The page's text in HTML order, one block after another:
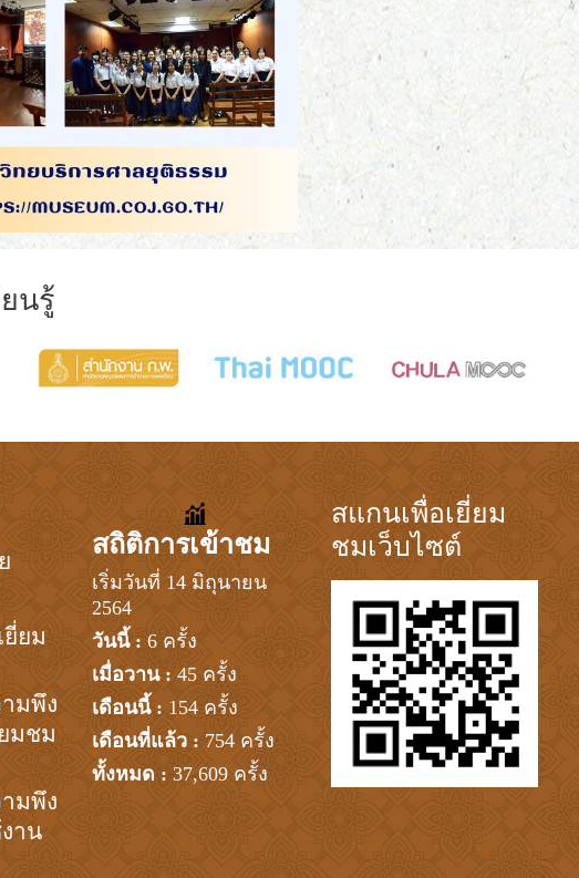
นรู้
ยม
มพึง
มชม
มพึง
าน
สถิติการเข้าชม
เริ่มวันที่ 14 มิถุนายน
2564
วันนี้ : 6 ครั้ง
เมื่อวาน : 45 ครั้ง
เดือนนี้ : 154 ครั้ง
เดือนที่แล้ว : 754 ครั้ง
ทั้งหมด : 37,609 ครั้ง
สแกนเพื่อเยี่ยม
ชมเว็บไซต์